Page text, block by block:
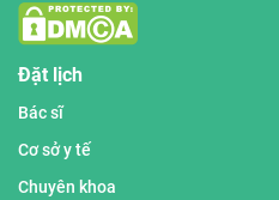
Đặt lịch
Bác sĩ
Cơ sở y tế
Chuyên khoa